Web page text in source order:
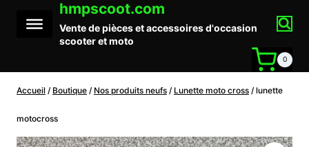
contenu
hmpscoot.com
Vente de pièces et accessoires d'occasion
scooter et moto
0
Accueil / Boutique / Nos produits neufs / Lunette moto cross / lunette
motocross